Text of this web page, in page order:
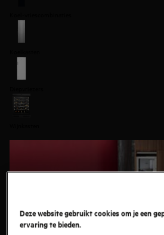
Deze website gebruikt cookies om je een
ervaring te bieden.